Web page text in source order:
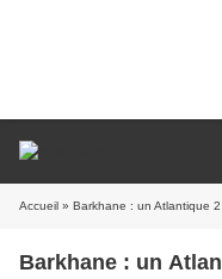
Accueil » Barkhane : un Atlantique
Barkhane : un